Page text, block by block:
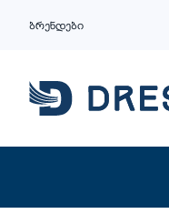
ბრენდები